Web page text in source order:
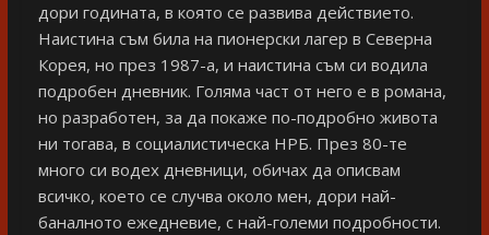
дори годината, в която се развива действието.
Наистина съм била на пионерски лагер в Северна
Корея, но през 1987-а, и наистина съм си водила
подробен дневник. Голяма част от него е в романа,
но разработен, за да покаже по-подробно живота
ни тогава, в социалистическа НРБ. През 80-те
много си водех дневници, обичах да описвам
всичко, което се случва около мен, дори най-
баналното ежедневие, с най-големи подробности.